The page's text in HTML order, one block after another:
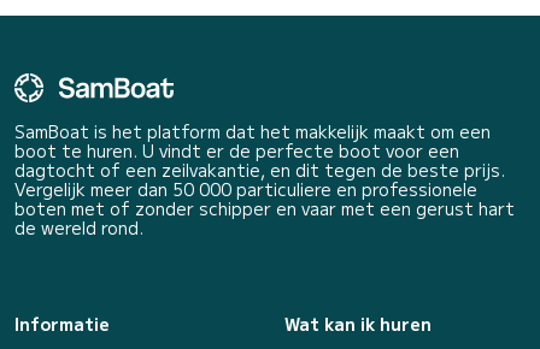
SamBoat is het platform dat het makkelijk maakt om een
boot te huren. U vindt er de perfecte boot voor een
dagtocht of een zeilvakantie, en dit tegen de beste prijs.
Vergelijk meer dan 50 000 particuliere en professionele
boten met of zonder schipper en vaar met een gerust hart
de wereld rond.
Informatie
Wat kan ik huren